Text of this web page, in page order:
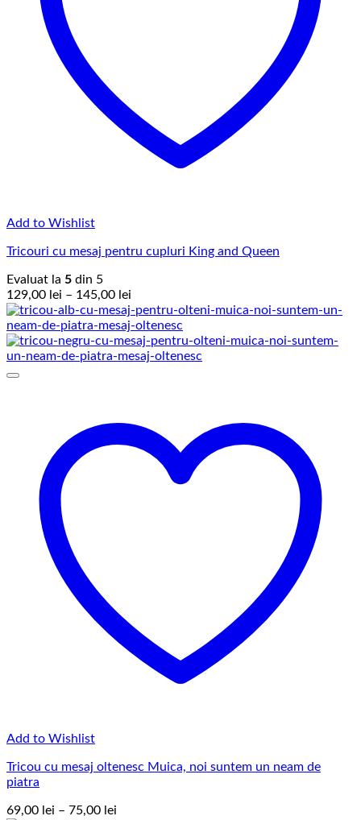
Add to Wishlist
Tricouri cu mesaj pentru cupluri King and Queen
Evaluat la 5 din 5
129,00 lei – 145,00 lei
de
prețuri:
129,00 lei
până
Add to Wishlist
Tricou cu mesaj oltenesc Muica, noi suntem un neam de
piatra
69,00 lei – 75,00 lei